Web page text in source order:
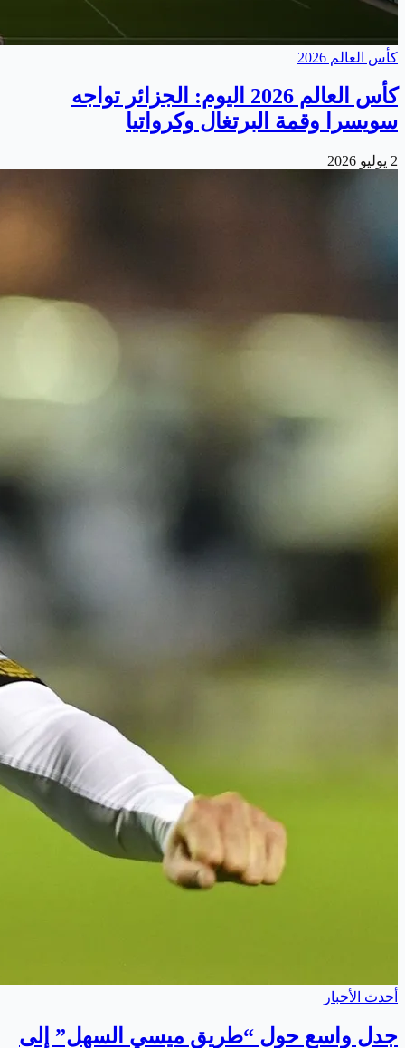
كأس العالم 2026
كأس العالم 2026 اليوم: الجزائر تواجه
سويسرا وقمة البرتغال وكرواتيا
2 يوليو 2026
أحدث الأخبار
جدل واسع حول “طريق ميسي السهل” إلى